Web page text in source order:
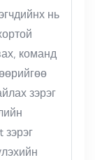
нь
команд
зэрэг
зэрэг